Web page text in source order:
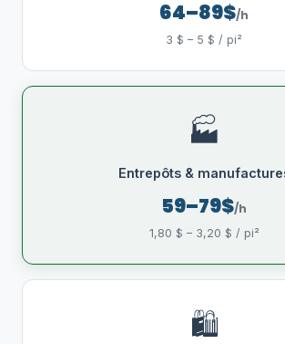
64–89$/h
3 $ – 5 $ / pi²
🏭
Entrepôts &
59–79$/h
1,80 $ – 3,20 $ / pi²
🛍️